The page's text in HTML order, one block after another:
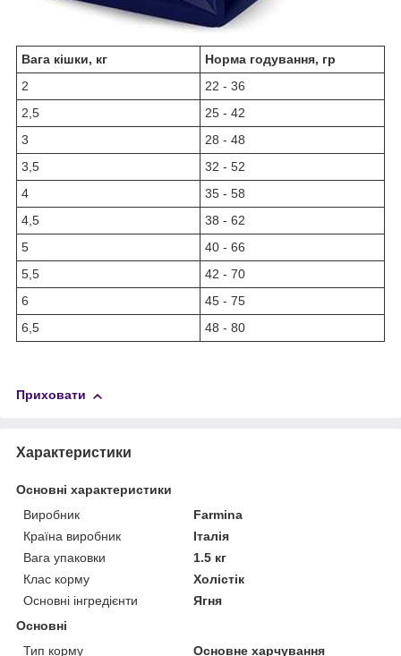
Вага кішки, кг
Норма годування, гр
2
22 - 36
2,5
25 - 42
3
28 - 48
3,5
32 - 52
4
35 - 58
4,5
38 - 62
5
40 - 66
5,5
42 - 70
6
45 - 75
6,5
48 - 80
Приховати
Характеристики
Основні характеристики
Виробник
Farmina
Країна виробник
Італія
Вага упаковки
1.5 кг
Клас корму
Холістік
Основні інгредієнти
Ягня
Основні
Тип корму
Основне харчування